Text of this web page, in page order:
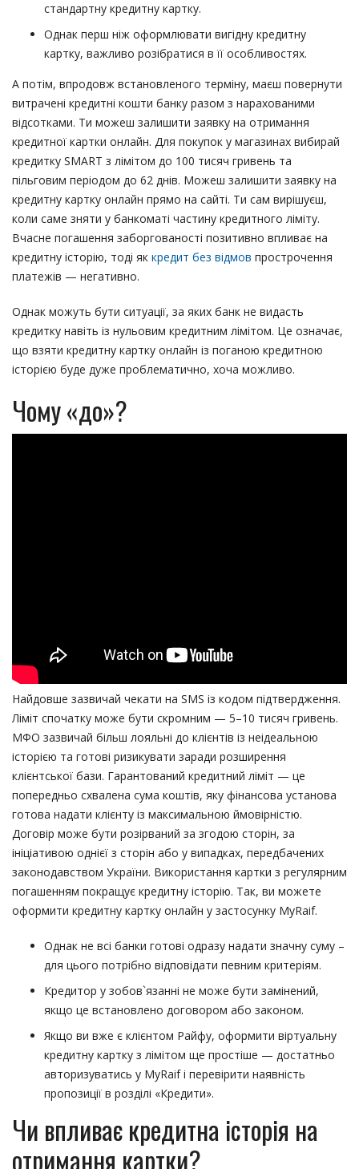
стандартну кредитну картку.
Однак перш ніж оформлювати вигідну кредитну
картку, важливо розібратися в її особливостях.
А потім, впродовж встановленого терміну, маєш повернути
витрачені кредитні кошти банку разом з нарахованими
відсотками. Ти можеш залишити заявку на отримання
кредитної картки онлайн. Для покупок у магазинах вибирай
кредитку SMART з лімітом до 100 тисяч гривень та
пільговим періодом до 62 днів. Можеш залишити заявку на
кредитну картку онлайн прямо на сайті. Ти сам вирішуєш,
коли саме зняти у банкоматі частину кредитного ліміту.
Вчасне погашення заборгованості позитивно впливає на
кредитну історію, тоді як кредит без відмов прострочення
платежів — негативно.
Однак можуть бути ситуації, за яких банк не видасть
кредитку навіть із нульовим кредитним лімітом. Це означає,
що взяти кредитну картку онлайн із поганою кредитною
історією буде дуже проблематично, хоча можливо.
Чому «до»?
Найдовше зазвичай чекати на SMS із кодом підтвердження.
Ліміт спочатку може бути скромним — 5–10 тисяч гривень.
МФО зазвичай більш лояльні до клієнтів із неідеальною
історією та готові ризикувати заради розширення
клієнтської бази. Гарантований кредитний ліміт — це
попередньо схвалена сума коштів, яку фінансова установа
готова надати клієнту із максимальною ймовірністю.
Договір може бути розірваний за згодою сторін, за
ініціативою однієї з сторін або у випадках, передбачених
законодавством України. Використання картки з регулярним
погашенням покращує кредитну історію. Так, ви можете
оформити кредитну картку онлайн у застосунку MyRaif.
Однак не всі банки готові одразу надати значну суму –
для цього потрібно відповідати певним критеріям.
Кредитор у зобов`язанні не може бути замінений,
якщо це встановлено договором або законом.
Якщо ви вже є клієнтом Райфу, оформити віртуальну
кредитну картку з лімітом ще простіше — достатньо
авторизуватись у MyRaif і перевірити наявність
пропозиції в розділі «Кредити».
Чи впливає кредитна історія на
отримання картки?